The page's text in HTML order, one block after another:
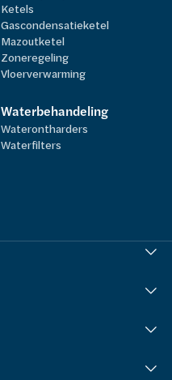
Ketels
Gascondensatieketel
Mazoutketel
Zoneregeling
Vloerverwarming
Waterbehandeling
Waterontharders
Waterfilters